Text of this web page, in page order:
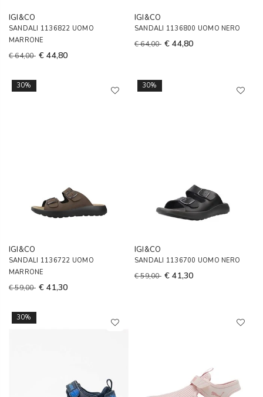
IGI&CO
SANDALI 1136822 UOMO
MARRONE
€ 64,00 € 44,80
IGI&CO
SANDALI 1136800 UOMO NERO
€ 64,00 € 44,80
30%
IGI&CO
SANDALI 1136722 UOMO
MARRONE
€ 59,00 € 41,30
30%
IGI&CO
SANDALI 1136700 UOMO NERO
€ 59,00 € 41,30
30%